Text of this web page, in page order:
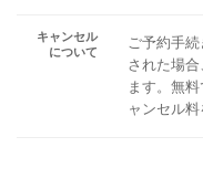
キャンセル
について
ご予約手
された場
ます。無
ャンセル料